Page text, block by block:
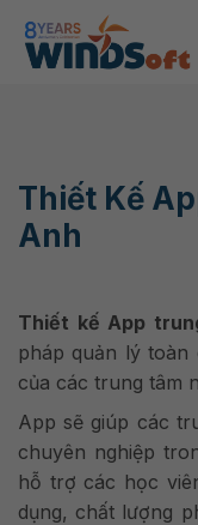
content
Thiết Kế
Anh
Thiết kế App
pháp quản lý toàn
của các trung tâm
App sẽ giúp các
chuyên nghiệp
hỗ trợ các học
dụng, chất lượng